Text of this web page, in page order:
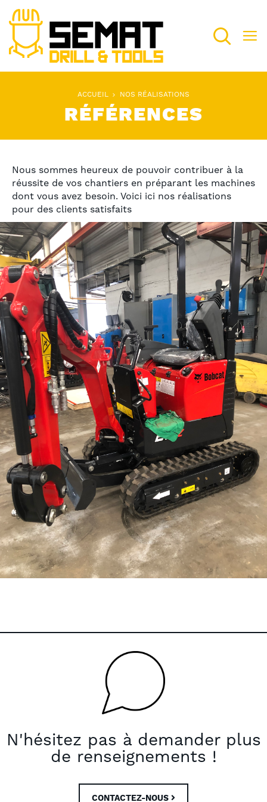
ACCUEIL NOS RÉALISATIONS
RÉFÉRENCES
Nous sommes heureux de pouvoir contribuer à la
réussite de vos chantiers en préparant les machines
dont vous avez besoin. Voici ici nos réalisations
pour des clients satisfaits
N'hésitez pas à demander plus
de renseignements !
CONTACTEZ-NOUS